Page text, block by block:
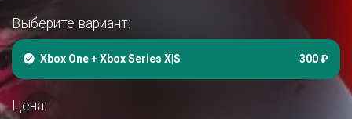
Выберите вариант:
Xbox One + Xbox Series X|S 300 ₽
Цена: